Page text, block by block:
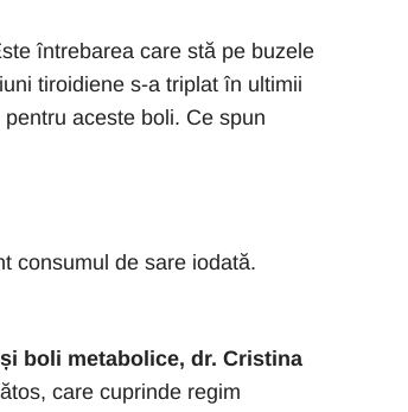
întrebarea care stă pe buzele
tiroidiene s-a triplat în ultimii
aceste boli. Ce spun
consumul de sare iodată.
boli metabolice, dr. Cristina
care cuprinde regim